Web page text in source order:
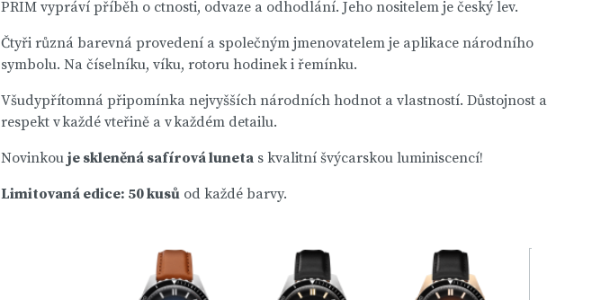
PRIM vypráví příběh o ctnosti, odvaze a odhodlání. Jeho nositelem je český lev.
Čtyři různá barevná provedení a společným jmenovatelem je aplikace národního
symbolu. Na číselníku, víku, rotoru hodinek i řemínku.
Všudypřítomná připomínka nejvyšších národních hodnot a vlastností. Důstojnost a
respekt v každé vteřině a v každém detailu.
Novinkou je skleněná safírová luneta s kvalitní švýcarskou luminiscencí!
Limitovaná edice: 50 kusů od každé barvy.